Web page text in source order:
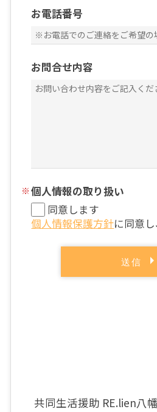
お電話番号
お問合せ内容
個人情報の取り扱い
同意します
個人情報保護方針に同意
共同生活援助 RE.lien八幡